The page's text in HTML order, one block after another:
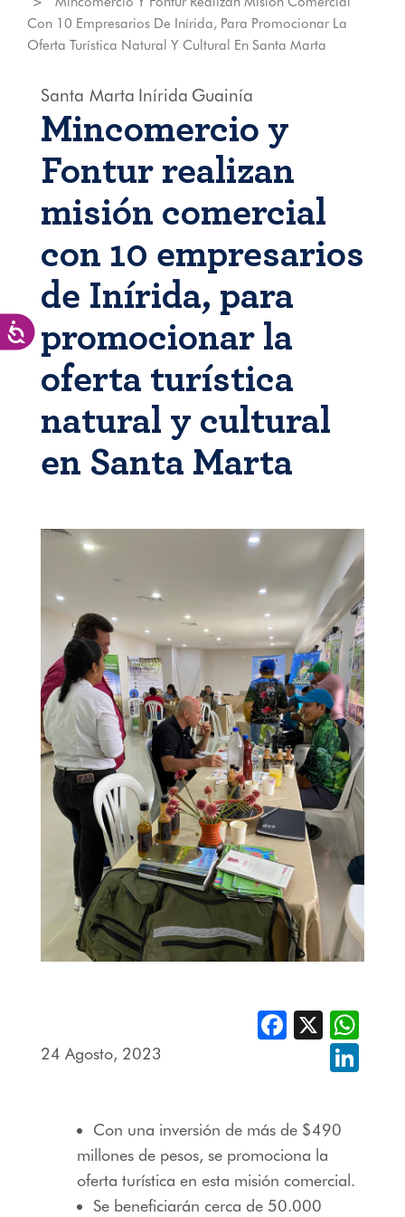
Accesibilidad
Con 10 Empresarios De Inírida, Para Promocionar La
Oferta Turística Natural Y Cultural En Santa Marta
Santa Marta Inírida Guainía
Mincomercio y
Fontur realizan
misión comercial
con 10 empresarios
de Inírida, para
promocionar la
oferta turística
natural y cultural
en Santa Marta
24 Agosto, 2023
Facebook
X
Con una inversión de más de $490
millones de pesos, se promociona la
oferta turística en esta misión comercial.
Se beneficiarán cerca de 50.000